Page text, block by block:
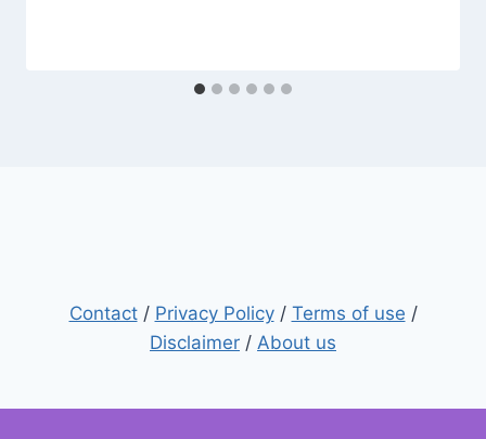
Contact/ Privacy Policy/ Terms of use /
Disclaimer / About us